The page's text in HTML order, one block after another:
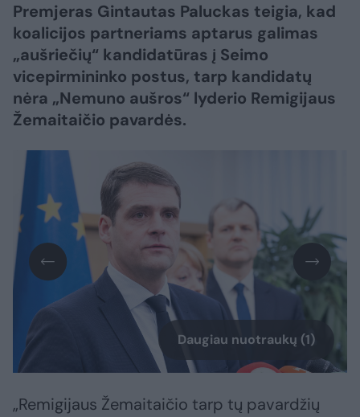
Premjeras Gintautas Paluckas teigia, kad
koalicijos partneriams aptarus galimas
„aušriečių“ kandidatūras į Seimo
vicepirmininko postus, tarp kandidatų
nėra „Nemuno aušros“ lyderio Remigijaus
Žemaitaičio pavardės.
Daugiau nuotraukų (1)
„Remigijaus Žemaitaičio tarp tų pavardžių